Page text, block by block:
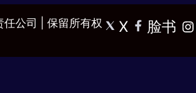
公司 | 保留所有权
X 脸书